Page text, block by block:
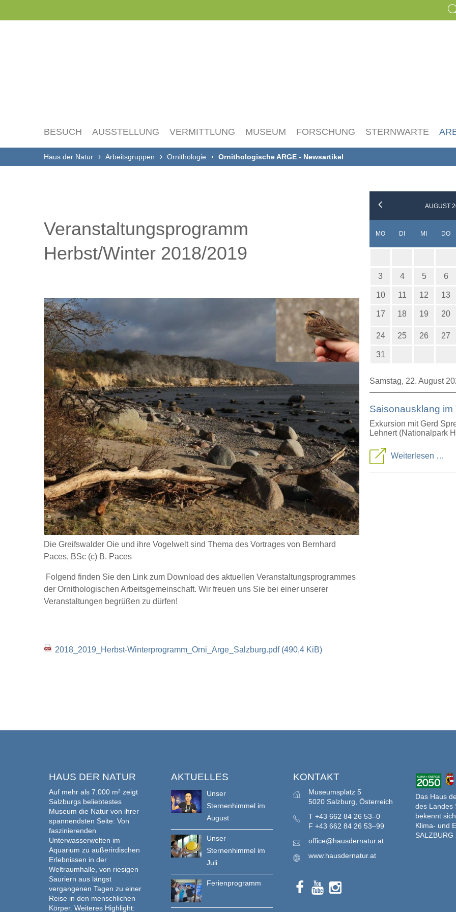
BESUCH AUSSTELLUNG VERMITTLUNG MUSEUM FORSCHUNG STERNWARTE
Haus der Natur Arbeitsgruppen Ornithologie Ornithologische ARGE - Newsartikel
Veranstaltungsprogramm
Herbst/Winter 2018/2019
Die Greifswalder Oie und ihre Vogelwelt sind Thema des Vortrages von Bernhard
Paces, BSc (c) B. Paces
Folgend finden Sie den Link zum Download des aktuellen Veranstaltungsprogrammes
der Ornithologischen Arbeitsgemeinschaft. Wir freuen uns Sie bei einer unserer
Veranstaltungen begrüßen zu dürfen!
2018_2019_Herbst-Winterprogramm_Orni_Arge_Salzburg.pdf (490,4 KiB)
AUGUST
MONTAGDIENSTAG
MI TTWOCH
DO
3 4 5 6
10 11 12 13
17 18 19 20
24 25 26 27
31
Samstag, 22. August
Saisonausklang im
Exkursion mit Gerd
Lehnert (Nationalpark
Weiterlesen …
im
HAUS DER NATUR
Auf mehr als 7.000 m² zeigt
Salzburgs beliebtestes
Museum die Natur von ihrer
spannendsten Seite: Von
faszinierenden
Unterwasserwelten im
Aquarium zu außerirdischen
Erlebnissen in der
Weltraumhalle, von riesigen
Sauriern aus längst
vergangenen Tagen zu einer
Reise in den menschlichen
Körper. Weiteres Highlight:
AKTUELLES
Unser
Sternenhimmel im
August
Unser
Sternenhimmel im
Juli
Ferienprogramm
KONTAKT
Museumsplatz 5
5020 Salzburg, Österreich
T +43 662 84 26 53–0
F +43 662 84 26 53–99
office@hausdernatur.at
www.hausdernatur.at
Das Haus
des Landes
bekennt
Klima- und
SALZBURG